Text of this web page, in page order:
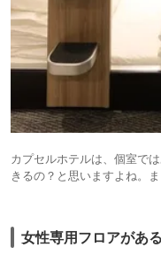
カプセルホテルは、個室で
きるの？と思いますよね。
女性専用フロアがあ